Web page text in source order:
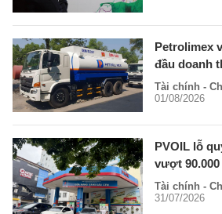
Petrolimex
đầu doanh
Tài chính -
01/08/2026
PVOIL lỗ
vượt
Tài chính -
31/07/2026